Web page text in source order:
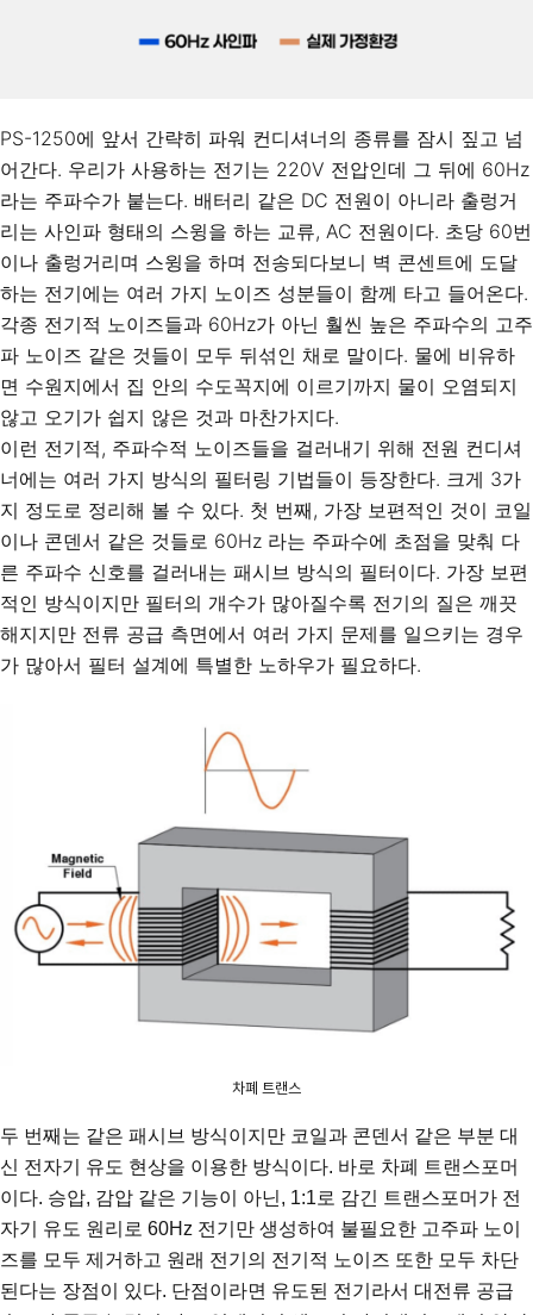
PS-1250에 앞서 간략히 파워 컨디셔너의 종류를 잠시 짚고 넘
어간다. 우리가 사용하는 전기는 220V 전압인데 그 뒤에 60Hz
라는 주파수가 붙는다. 배터리 같은 DC 전원이 아니라 출렁거
리는 사인파 형태의 스윙을 하는 교류, AC 전원이다. 초당 60번
이나 출렁거리며 스윙을 하며 전송되다보니 벽 콘센트에 도달
하는 전기에는 여러 가지 노이즈 성분들이 함께 타고 들어온다.
각종 전기적 노이즈들과 60Hz가 아닌 훨씬 높은 주파수의 고주
파 노이즈 같은 것들이 모두 뒤섞인 채로 말이다. 물에 비유하
면 수원지에서 집 안의 수도꼭지에 이르기까지 물이 오염되지
않고 오기가 쉽지 않은 것과 마찬가지다.
이런 전기적, 주파수적 노이즈들을 걸러내기 위해 전원 컨디셔
너에는 여러 가지 방식의 필터링 기법들이 등장한다. 크게 3가
지 정도로 정리해 볼 수 있다. 첫 번째, 가장 보편적인 것이 코일
이나 콘덴서 같은 것들로 60Hz 라는 주파수에 초점을 맞춰 다
른 주파수 신호를 걸러내는 패시브 방식의 필터이다. 가장 보편
적인 방식이지만 필터의 개수가 많아질수록 전기의 질은 깨끗
해지지만 전류 공급 측면에서 여러 가지 문제를 일으키는 경우
가 많아서 필터 설계에 특별한 노하우가 필요하다.
차폐 트랜스
두 번째는 같은 패시브 방식이지만 코일과 콘덴서 같은 부분 대
신 전자기 유도 현상을 이용한 방식이다. 바로 차폐 트랜스포머
이다. 승압, 감압 같은 기능이 아닌, 1:1로 감긴 트랜스포머가 전
자기 유도 원리로 60Hz 전기만 생성하여 불필요한 고주파 노이
즈를 모두 제거하고 원래 전기의 전기적 노이즈 또한 모두 차단
된다는 장점이 있다. 단점이라면 유도된 전기라서 대전류 공급